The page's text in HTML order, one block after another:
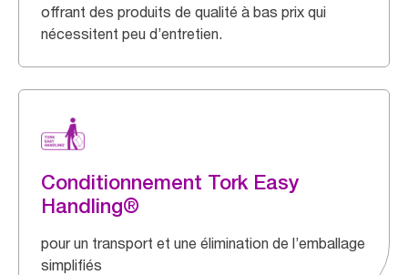
offrant des produits de qualité à bas prix qui
nécessitent peu d’entretien.
Conditionnement Tork Easy
Handling®
pour un transport et une élimination de l’emballage
simplifiés